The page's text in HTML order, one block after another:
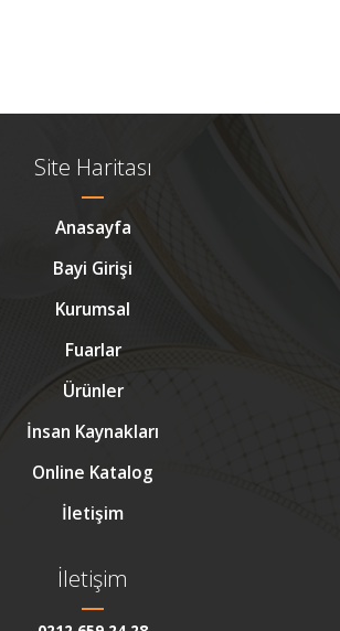
Site Haritası
Anasayfa
Bayi Girişi
Kurumsal
Fuarlar
Ürünler
İnsan Kaynakları
Online Katalog
İletişim
İletişim